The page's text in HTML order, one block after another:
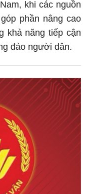
khi các nguồn
phần nâng cao
khả năng tiếp cận
đảo người dân.